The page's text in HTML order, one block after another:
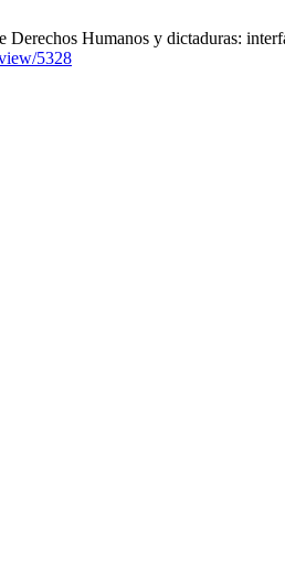
Derechos Humanos y dictaduras:
5328